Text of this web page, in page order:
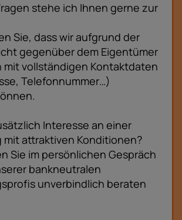
stehe ich Ihnen gerne zur
Sie, dass wir aufgrund der
gegenüber dem Eigentümer
mit vollständigen Kontaktdaten
Telefonnummer…)
Interesse an einer
mit attraktiven Konditionen?
Sie im persönlichen Gespräch
bankneutralen
unverbindlich beraten